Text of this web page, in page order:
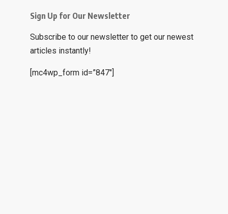
Sign Up for Our Newsletter
Subscribe to our newsletter to get our newest
articles instantly!
[mc4wp_form id=”847″]